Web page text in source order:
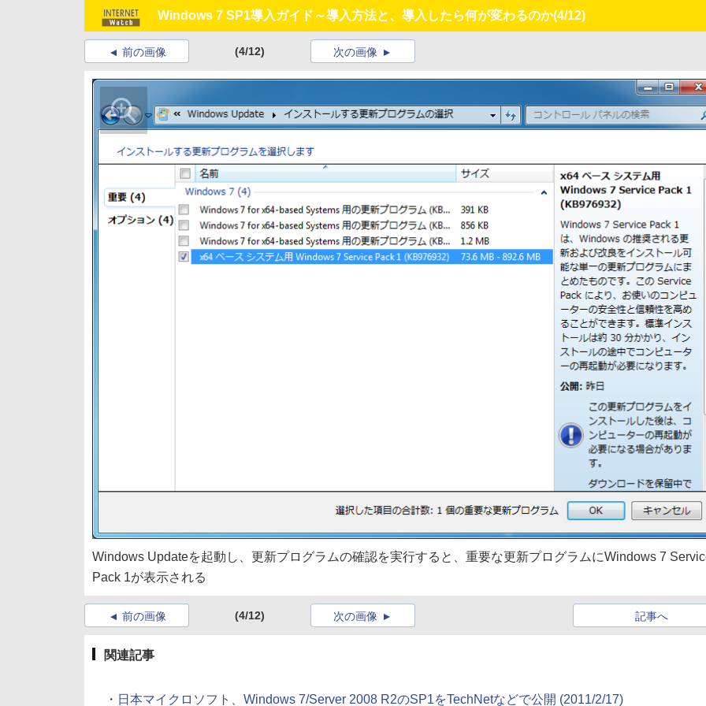
Windows 7 SP1導入ガイド～導入方法と、導入したら何が変わるのか(4/12)
前の画像 (4/12) 次の画像
Windows Updateを起動し、更新プログラムの確認を実行すると、重要な更新プログラムにWindows 7
Pack 1が表示される
前の画像 (4/12) 記事へ
次の画像
関連記事
・ 日本マイクロソフト、Windows 7/Server 2008 R2のSP1をTechNetなどで公開 (2011/2/17)